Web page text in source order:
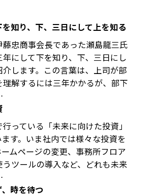
知り、下、三日にして上を知る
忠商事会長であった瀬島龍三氏
にして下を知り、下、三日にし
します。この言葉は、上司が部
解するには三年かかるが、部下
っている「未来に向けた投資」
す。いま社内では様々な投資を
ムページの変更、事務所フロア
ツールの導入など、どれも未来
時を待つ